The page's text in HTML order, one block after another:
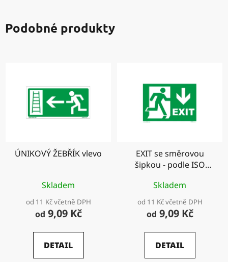
Podobné produkty
ÚNIKOVÝ ŽEBŘÍK vlevo
Skladem
od 11 Kč včetně DPH
od 9,09 Kč
DETAIL
EXIT se směrovou
šipkou - podle ISO
Skladem
od 11 Kč včetně DPH
od 9,09 Kč
DETAIL